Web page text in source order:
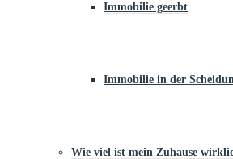
Immobilie geerbt
Immobilie in der
Wie viel ist mein Zuhause